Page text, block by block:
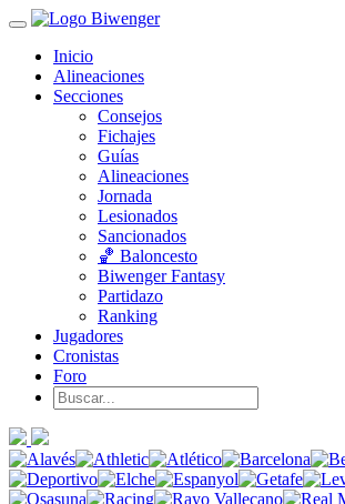
Inicio
Alineaciones
Secciones
Consejos
Fichajes
Guías
Alineaciones
Jornada
Lesionados
Sancionados
🏀 Baloncesto
Biwenger Fantasy
Partidazo
Ranking
Jugadores
Cronistas
Foro